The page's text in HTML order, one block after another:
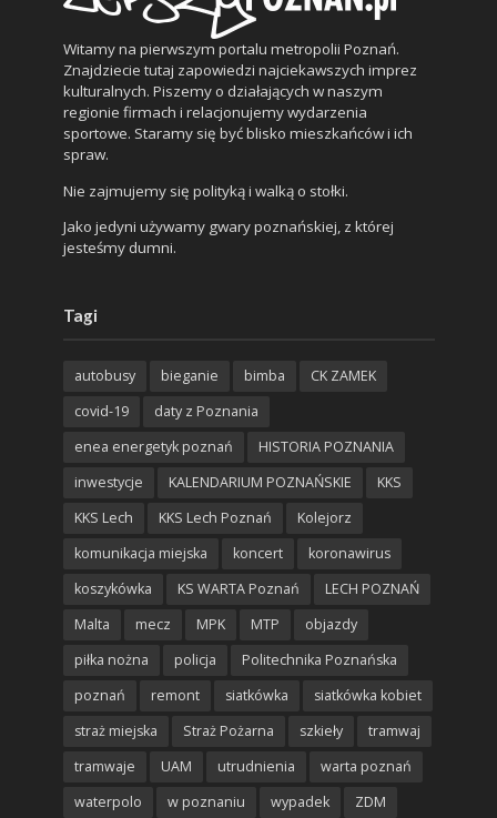
Witamy na pierwszym portalu metropolii Poznań.
Znajdziecie tutaj zapowiedzi najciekawszych imprez
kulturalnych. Piszemy o działających w naszym
regionie firmach i relacjonujemy wydarzenia
sportowe. Staramy się być blisko mieszkańców i ich
spraw.
Nie zajmujemy się polityką i walką o stołki.
Jako jedyni używamy gwary poznańskiej, z której
jesteśmy dumni.
Tagi
autobusy bieganie bimba
CK ZAMEK
covid-19
daty z Poznania
enea energetyk poznań
HISTORIA POZNANIA
inwestycje
KALENDARIUM POZNAŃSKIE
KKS
KKS Lech
KKS Lech Poznań
Kolejorz
komunikacja miejska
koncert
koronawirus
koszykówka
KS WARTA Poznań
LECH POZNAŃ
Malta
mecz MPK MTP
objazdy
piłka nożna
policja
Politechnika Poznańska
poznań
remont siatkówka
siatkówka kobiet
straż miejska
Straż Pożarna szkieły
tramwaj
tramwaje
UAM utrudnienia
warta poznań
waterpolo
w poznaniu wypadek ZDM